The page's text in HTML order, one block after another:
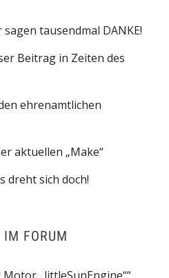
tausendmal DANKE!
Beitrag in Zeiten des
ehrenamtlichen
aktuellen „Make“
dreht sich doch!
FORUM